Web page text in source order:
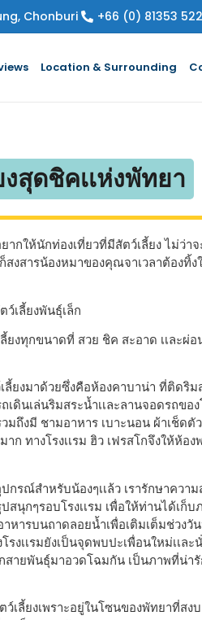
Chonburi +66 (0) 81353
Location & Surrounding
สุดชิคเเห่งพัทยา
กให้นักท่องเที่ยวที่มีสัตว์เลี้ยง ไม่ว่าจ
งสารน้องหมาของคุณจาเวลาต้องทิ้ง
ว์เลี้ยงพันธุ์เล็ก
ลี้ยงทุกขนาดที่ สวย ชิค สะอาด เเละผ่
ลี้ยงมาด้วยซึ่งคือห้องคาบาน่า ที่ติดริม
นเล่นริมสระน้ำเเละลานจอดรถของโ
ถึงมี ชามอาหาร เบาะนอน ผ้าเช็ดตั
ทางโรงเเรม ฮิว เฟรสโกจึงให้ห้อง
กรณ์สำหรับน้องๆเเล้ว เรารักษาควา
นุกๆรอบโรงเเรม เพื่อให้ท่านได้เก็
หารบนถาดลอยน้ำเพื่อเติมเต็มช่วง
เเรมยังเป็นจุดพบปะเพื่อนใหม่เเล
กสายพันธุ์มาอวดโฉมกัน เป็นภาพที่น่า
ว์เลี้ยงเพราะอยู่ในโซนของพัทยาที่สง